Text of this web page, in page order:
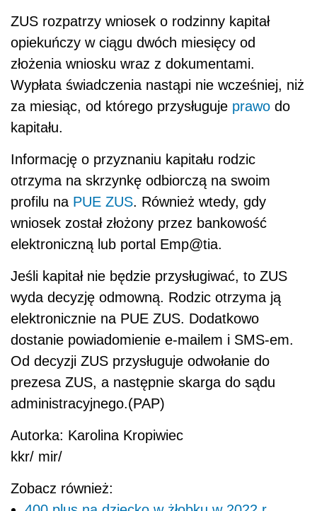
ZUS rozpatrzy wniosek o rodzinny kapitał
opiekuńczy w ciągu dwóch miesięcy od
złożenia wniosku wraz z dokumentami.
Wypłata świadczenia nastąpi nie wcześniej, niż
za miesiąc, od którego przysługuje prawo do
kapitału.
Informację o przyznaniu kapitału rodzic
otrzyma na skrzynkę odbiorczą na swoim
profilu na PUE ZUS. Również wtedy, gdy
wniosek został złożony przez bankowość
elektroniczną lub portal Emp@tia.
Jeśli kapitał nie będzie przysługiwać, to ZUS
wyda decyzję odmowną. Rodzic otrzyma ją
elektronicznie na PUE ZUS. Dodatkowo
dostanie powiadomienie e-mailem i SMS-em.
Od decyzji ZUS przysługuje odwołanie do
prezesa ZUS, a następnie skarga do sądu
administracyjnego.(PAP)
Autorka: Karolina Kropiwiec
kkr/ mir/
Zobacz również: